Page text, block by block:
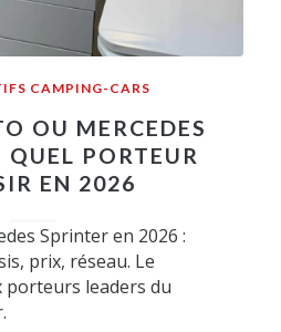
CAMPING-CARS
OU MERCEDES
QUEL PORTEUR
EN 2026
Sprinter en 2026 :
prix, réseau. Le
porteurs leaders du